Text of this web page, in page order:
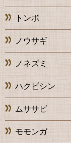
トンボ
ノウサギ
ノネズミ
ハクビシン
ムササビ
モモンガ